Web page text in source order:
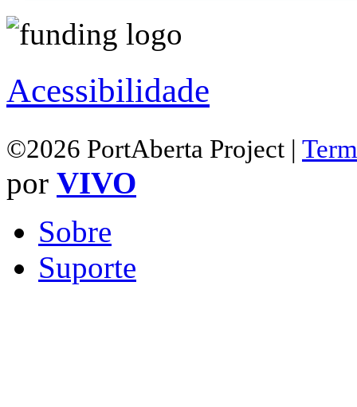
Acessibilidade
©2026 PortAberta Project |
por VIVO
Sobre
Suporte